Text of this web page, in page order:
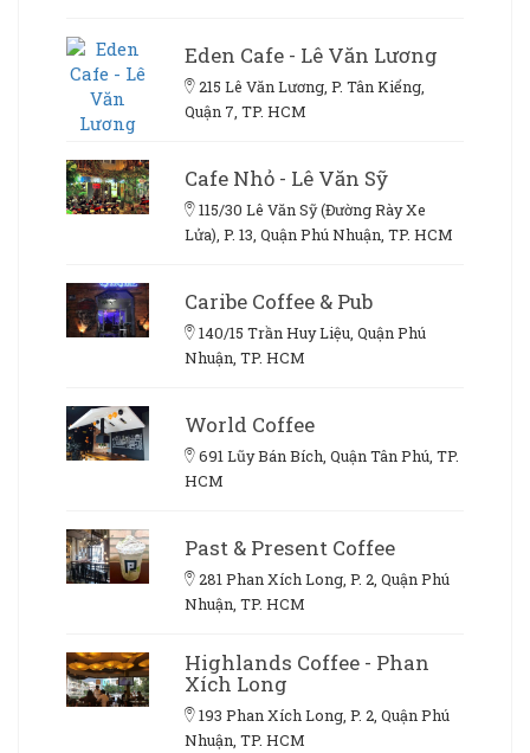
Eden Cafe - Lê Văn Lương
215 Lê Văn Lương, P. Tân Kiểng,
Quận 7, TP. HCM
Cafe Nhỏ - Lê Văn Sỹ
115/30 Lê Văn Sỹ (Đường Rày Xe
Lửa), P. 13, Quận Phú Nhuận, TP. HCM
Caribe Coffee & Pub
140/15 Trần Huy Liệu, Quận Phú
Nhuận, TP. HCM
World Coffee
691 Lũy Bán Bích, Quận Tân Phú, TP.
HCM
Past & Present Coffee
281 Phan Xích Long, P. 2, Quận Phú
Nhuận, TP. HCM
Highlands Coffee - Phan
Xích Long
193 Phan Xích Long, P. 2, Quận Phú
Nhuận, TP. HCM